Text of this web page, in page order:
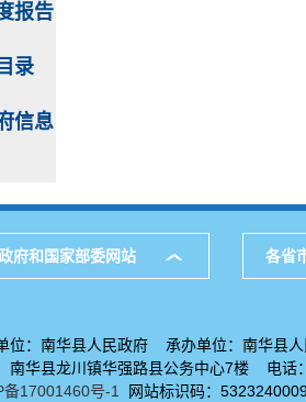
报告
录
信息
府和国家部委网站 各省
位：南华县人民政府 承办单位：南华县人
南华县龙川镇华强路县公务中心7楼 电
备17001460号-1
网站标识码：